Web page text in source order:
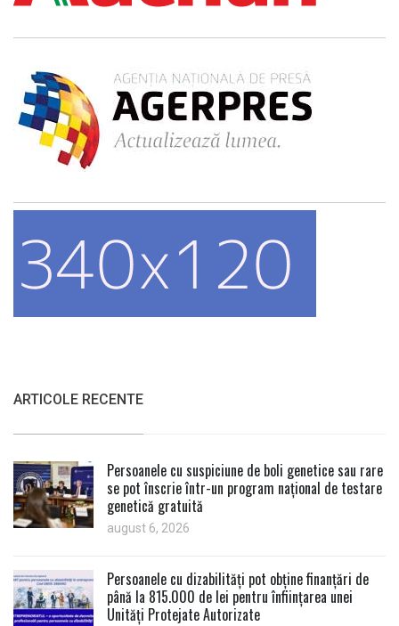
ARTICOLE RECENTE
Persoanele cu suspiciune de boli genetice sau rare
se pot înscrie într-un program național de testare
genetică gratuită
august 6, 2026
Persoanele cu dizabilități pot obține finanțări de
până la 815.000 de lei pentru înființarea unei
Unități Protejate Autorizate